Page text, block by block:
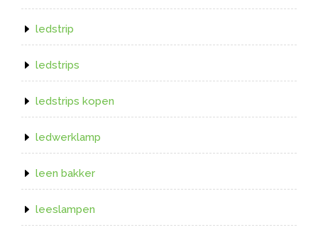
ledstrip
ledstrips
ledstrips kopen
ledwerklamp
leen bakker
leeslampen